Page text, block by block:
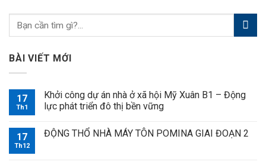
BÀI VIẾT MỚI
17
Th1
Khởi công dự án nhà ở xã hội Mỹ Xuân B1 – Động
lực phát triển đô thị bền vững
17
Th12
ĐỘNG THỔ NHÀ MÁY TÔN POMINA GIAI ĐOẠN 2